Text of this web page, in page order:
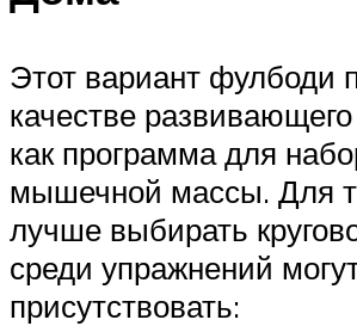
Этот вариант фулбоди
качестве
как программа для
мышечной массы. Для
лучше выбирать
среди упражнений
присутствовать: